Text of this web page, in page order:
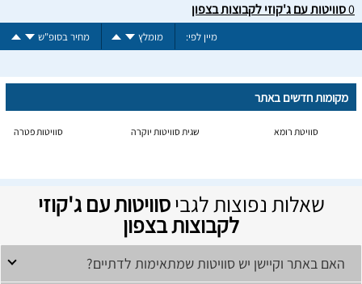
0סוויטות עם ג'קוזי לקבוצות בצפון
מיין לפי: מומלץ מחיר בסופ"ש
מקומות חדשים באתר
סוויטת רומא שגית סוויטות יוקרה סוויטות פטרה
שאלות נפוצות לגביסוויטות עם ג'קוזי
לקבוצות בצפון
האם באתר וקיישן יש סוויטות שמתאימות לדתיים?